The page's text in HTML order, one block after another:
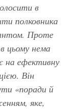
в
полковника
Проте
цьому нема
на ефективну
Він
«поради й
яке,